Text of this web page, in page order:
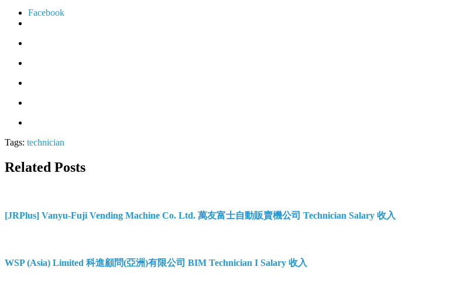
Facebook
Tags: technician
Related Posts
[JRPlus] Vanyu-Fuji Vending Machine Co. Ltd. 萬友富士自動販賣機公司 Technician Salary 收入
WSP (Asia) Limited 科進顧問(亞洲)有限公司 BIM Technician I Salary 收入